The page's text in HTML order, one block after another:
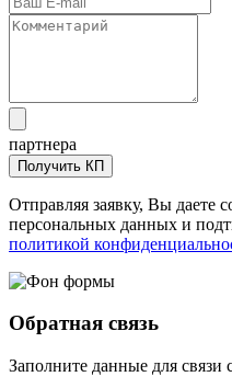
партнера
Получить КП
Отправляя заявку, Вы даете
персональных данных и
политикой
Обратная связь
Заполните данные для связи